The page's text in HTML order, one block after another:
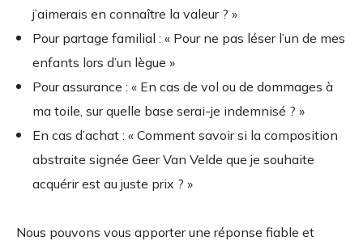
j’aimerais en connaître la valeur ? »
Pour partage familial : « Pour ne pas léser l’un de mes
enfants lors d’un lègue »
Pour assurance : « En cas de vol ou de dommages à
ma toile, sur quelle base serai-je indemnisé ? »
En cas d’achat : « Comment savoir si la composition
abstraite signée Geer Van Velde que je souhaite
acquérir est au juste prix ? »
Nous pouvons vous apporter une réponse fiable et